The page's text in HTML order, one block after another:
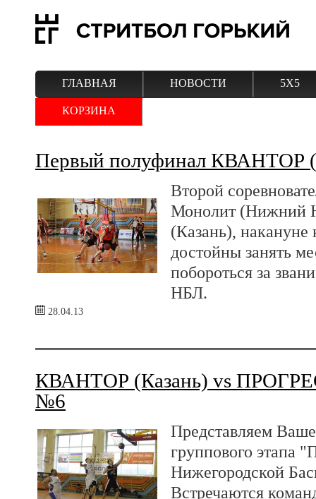
ГЛАВНАЯ НОВОСТИ 5Х5
КОРЗИНА
Первый полуфинал
Второй
Монолит (Нижний
(Казань), накануне
достойны занять
побороться за
НБЛ.
28.04.13
КВАНТОР (Казань) vs
№6
Представляем
группового этапа
Нижегородской
Встречаются